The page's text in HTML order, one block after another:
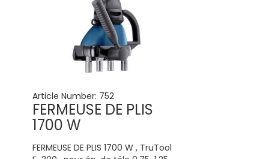
Article Number: 752
FERMEUSE DE PLIS
1700 W
FERMEUSE DE PLIS 1700 W , TruTool